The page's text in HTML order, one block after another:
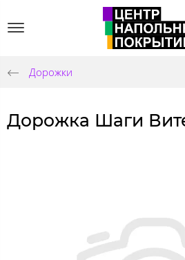
Дорожки
Дорожка Шаги